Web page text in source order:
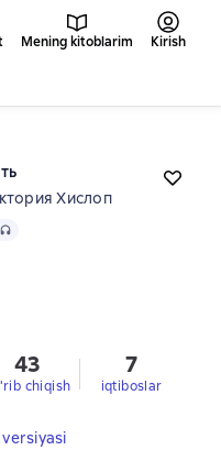
Mening kitoblarim Kirish
Хислоп
43
chiqish
7
iqtiboslar